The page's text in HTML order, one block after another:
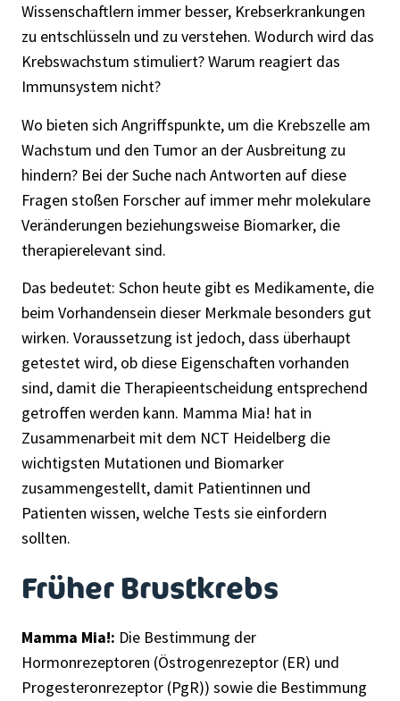
Wissenschaftlern immer besser, Krebserkrankungen
zu entschlüsseln und zu verstehen. Wodurch wird das
Krebswachstum stimuliert? Warum reagiert das
Immunsystem nicht?
Wo bieten sich Angriffspunkte, um die Krebszelle am
Wachstum und den Tumor an der Ausbreitung zu
hindern? Bei der Suche nach Antworten auf diese
Fragen stoßen Forscher auf immer mehr molekulare
Veränderungen beziehungsweise Biomarker, die
therapierelevant sind.
Das bedeutet: Schon heute gibt es Medikamente, die
beim Vorhandensein dieser Merkmale besonders gut
wirken. Voraussetzung ist jedoch, dass überhaupt
getestet wird, ob diese Eigenschaften vorhanden
sind, damit die Therapieentscheidung entsprechend
getroffen werden kann. Mamma Mia! hat in
Zusammenarbeit mit dem NCT Heidelberg die
wichtigsten Mutationen und Biomarker
zusammengestellt, damit Patientinnen und
Patienten wissen, welche Tests sie einfordern
sollten.
Früher Brustkrebs
Mamma Mia!: Die Bestimmung der
Hormonrezeptoren (Östrogenrezeptor (ER) und
Progesteronrezeptor (PgR)) sowie die Bestimmung